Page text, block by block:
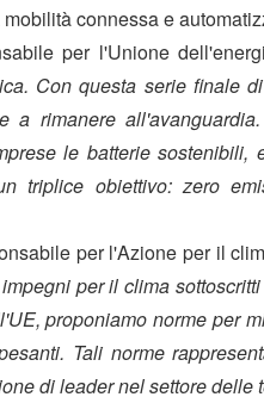
connessa e
per l'Unione
Con questa serie finale
a rimanere
le batterie sostenibili,
triplice obiettivo: zero
per l'Azione per il
per il clima
proponiamo norme per
Tali norme
di leader nel settore delle